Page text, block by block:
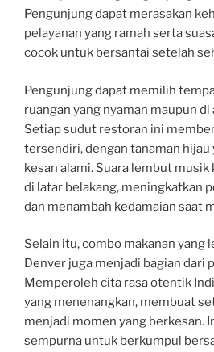
Pengunjung dapat merasakan
pelayanan yang ramah serta
cocok untuk bersantai setelah
Pengunjung dapat memilih
ruangan yang nyaman maupun di
Setiap sudut restoran ini
tersendiri, dengan tanaman hijau
kesan alami. Suara lembut musik
di latar belakang, meningkatkan
dan menambah kedamaian saat
Selain itu, combo makanan yang
Denver juga menjadi bagian dari
Memperoleh cita rasa otentik
yang menenangkan, membuat
menjadi momen yang berkesan.
sempurna untuk berkumpul